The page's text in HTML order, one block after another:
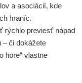
a asociácií, kde
hraníc.
rýchlo previesť nápad
– či dokážete
hore“ vlastne